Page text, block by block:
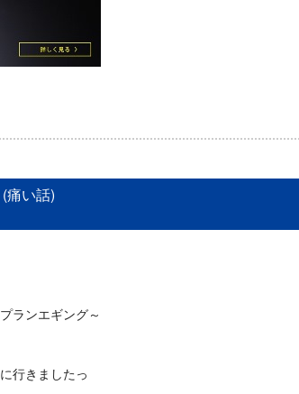
痛い話)
ランエギング～
行きましたっ